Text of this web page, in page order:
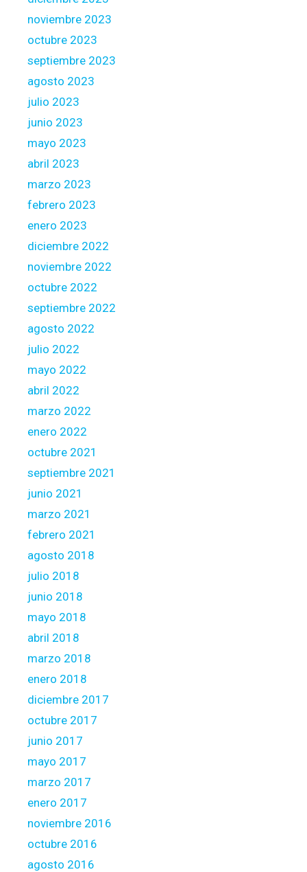
noviembre 2023
octubre 2023
septiembre 2023
agosto 2023
julio 2023
junio 2023
mayo 2023
abril 2023
marzo 2023
febrero 2023
enero 2023
diciembre 2022
noviembre 2022
octubre 2022
septiembre 2022
agosto 2022
julio 2022
mayo 2022
abril 2022
marzo 2022
enero 2022
octubre 2021
septiembre 2021
junio 2021
marzo 2021
febrero 2021
agosto 2018
julio 2018
junio 2018
mayo 2018
abril 2018
marzo 2018
enero 2018
diciembre 2017
octubre 2017
junio 2017
mayo 2017
marzo 2017
enero 2017
noviembre 2016
octubre 2016
agosto 2016